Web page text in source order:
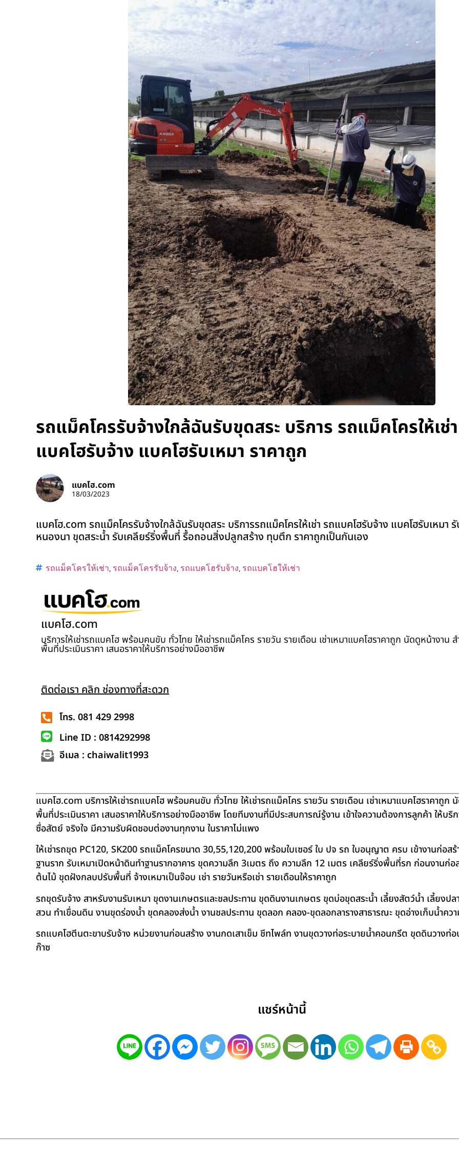
รถแม็คโครรับจ้างใกล้ฉันรับขุดสระ บริการ รถแม็คโครให้เช่
แบคโฮรับจ้าง แบคโฮรับเหมา ราคาถูก
แบคโฮ.com
18/03/2023
แบคโฮ.com รถแม็คโครรับจ้างใกล้ฉันรับขุดสระ บริการรถแม็คโครให้เช่า รถแบคโฮรับจ้าง แบคโฮรับเหมา
หนองนา ขุดสระน้ำ รับเคลียร์ริ่งพื้นที่ รื้อถอนสิ่งปลูกสร้าง ทุบตึก ราคาถูกเป็นกันเอง
รถแม็คโครให้เช่า, รถแม็คโครรับจ้าง, รถแบคโฮรับจ้าง, รถแบคโฮให้เช่า
แบคโฮ.com
บริการให้เช่ารถแบคโฮ พร้อมคนขับ ทั่วไทย ให้เช่ารถแม็คโคร รายวัน รายเดือน เช่าเหมาแบคโฮราคาถูก นัดดูหน้างาน
พื้นที่ประเมินราคา เสนอราคาให้บริการอย่างมืออาชีพ
ติดต่อเรา คลิก ช่องทางที่สะดวก
โทร. 081 429 2998
Line ID : 0814292998
อีเมล : chaiwalit1993
แบคโฮ.com บริการให้เช่ารถแบคโฮ พร้อมคนขับ ทั่วไทย ให้เช่ารถแม็คโคร รายวัน รายเดือน เช่าเหมาแบคโฮราคาถูก
พื้นที่ประเมินราคา เสนอราคาให้บริการอย่างมืออาชีพ โดยทีมงานที่มีประสบการณ์รู้งาน เข้าใจความต้องการลูกค้า ให้บริ
ซื่อสัตย์ จริงใจ มีความรับผิดชอบต่องานทุกงาน ในราคาไม่แพง
ให้เช่ารถขุด PC120, SK200 รถแม็คโครขนาด 30,55,120,200 พร้อมใบเซอร์ ใบ ปจ รถ ใบอนุญาต ครบ เข้างานก่อส
ฐานราก รับเหมาเปิดหน้าดินทำฐานรากอาคาร ขุดความลึก 3เมตร ถึง ความลึก 12 เมตร เคลียร์ริ่งพื้นที่รก ก่อนงานก่อ
ต้นไม้ ขุดฝังกลบปรับพื้นที่ จ้างเหมาเป็นจ๊อบ เช่า รายวันหรือเช่า รายเดือนให้ราคาถูก
รถขุดรับจ้าง สาหรับงานรับเหมา ขุดงานเกษตรและชลประทาน ขุดดินงานเกษตร ขุดบ่อขุดสระน้ำ เลี้ยงสัตว์น้ำ เลี้ยงป
สวน ทำเขื่อนดิน งานขุดร่องน้ำ ขุดคลองส่งน้ำ งานชลประทาน ขุดลอก คลอง-ขุดลอกลารางสาธารณะ ขุดอ่างเก็บน้ำคว
รถแบคโฮตีนตะขาบรับจ้าง หน่วยงานก่อนสร้าง งานกดเสาเข็ม ชีทไพล์ท งานขุดวางท่อระบายน้ำคอนกรีต ขุดดินวางท่อ
ก๊าซ
แชร์หน้านี้